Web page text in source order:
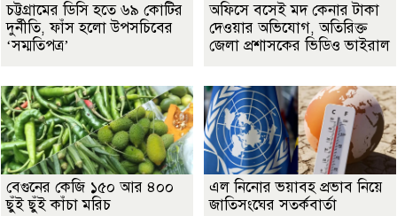
চট্টগ্রামের ডিসি হতে ৬৯ কোটির
দুর্নীতি, ফাঁস হলো উপসচিবের
‘সম্মতিপত্র’
অফিসে বসেই মদ কেনার টাকা
দেওয়ার অভিযোগ, অতিরিক্ত
জেলা প্রশাসকের ভিডিও ভাইরাল
বেগুনের কেজি ১৫০ আর ৪০০
ছুঁই ছুঁই কাঁচা মরিচ
এল নিনোর ভয়াবহ প্রভাব নিয়ে
জাতিসংঘের সতর্কবার্তা